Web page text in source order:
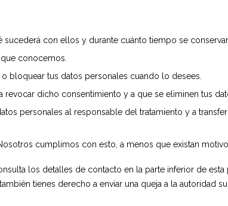
con ellos y durante cuánto tiempo se
conocemos.
bloquear tus datos personales cuando lo desees.
dicho consentimiento y a que se eliminen tus
personales al responsable del tratamiento y a
cumplimos con esto, a menos que existan
los detalles de contacto en la parte inferior de
tienes derecho a enviar una queja a la autoridad